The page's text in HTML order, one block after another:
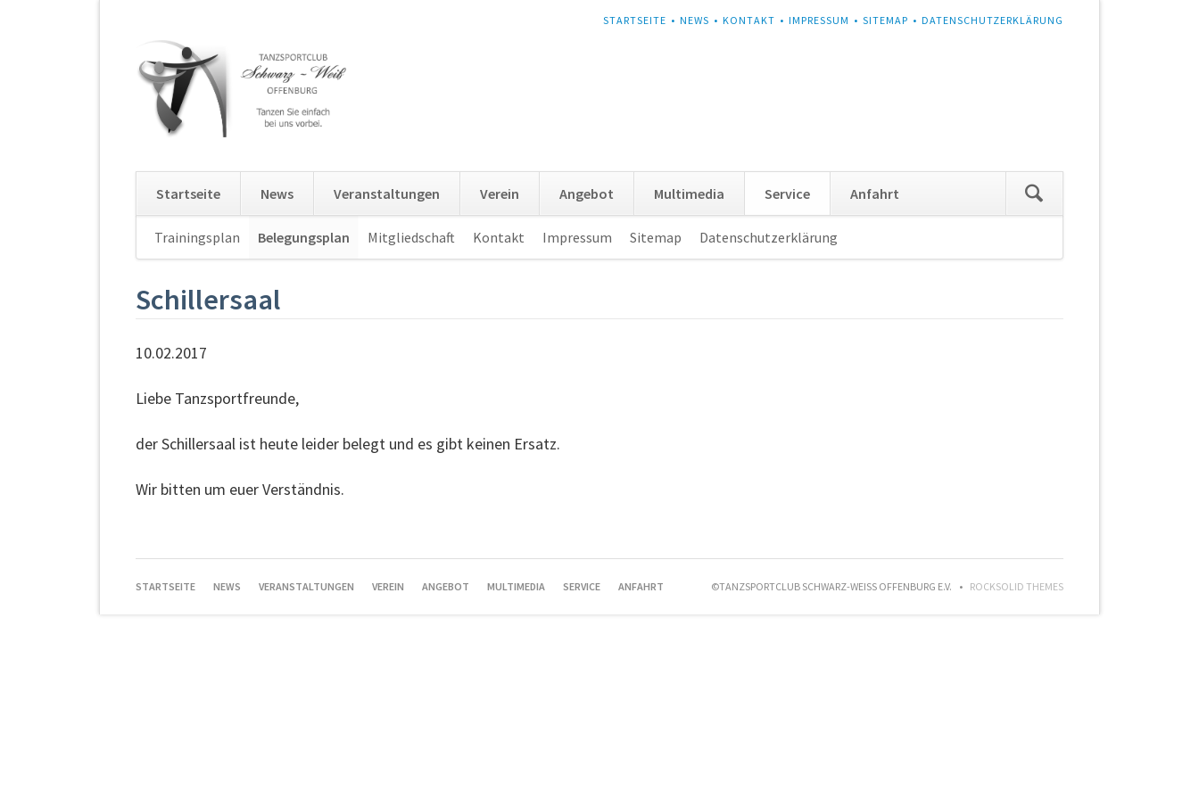
NAVIGATION
STARTSEITE NEWS KONTAKT IMPRESSUM SITEMAP DATENSCHUTZERKLÄRUNG
überspringen
Startseite News Veranstaltungen Verein Angebot Multimedia Service Anfahrt
überspringen
überspringen
Trainingsplan Belegungsplan Mitgliedschaft Kontakt Impressum Sitemap Datenschutzerklärung
Schillersaal
10.02.2017
Liebe Tanzsportfreunde,
der Schillersaal ist heute leider belegt und es gibt keinen Ersatz.
Wir bitten um euer Verständnis.
NAVIGATION
STARTSEITE NEWS VERANSTALTUNGEN VEREIN ANGEBOT MULTIMEDIA SERVICE ANFAHRT ©TANZSPORTCLUB SCHWARZ-WEISS OFFENBURG E.V. ROCKSOLID THEMES